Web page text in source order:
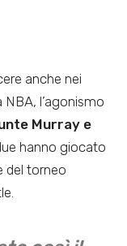
anche nei
l’agonismo
Murray e
hanno giocato
del torneo